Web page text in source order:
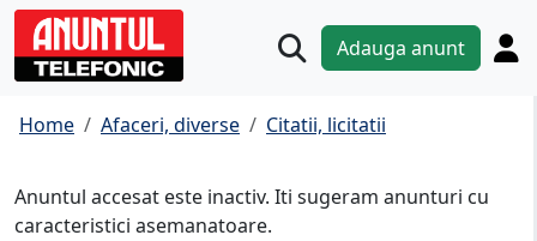
Adauga anunt
Home Afaceri, diverse Citatii, licitatii
Anuntul accesat este inactiv. Iti sugeram anunturi cu
caracteristici asemanatoare.